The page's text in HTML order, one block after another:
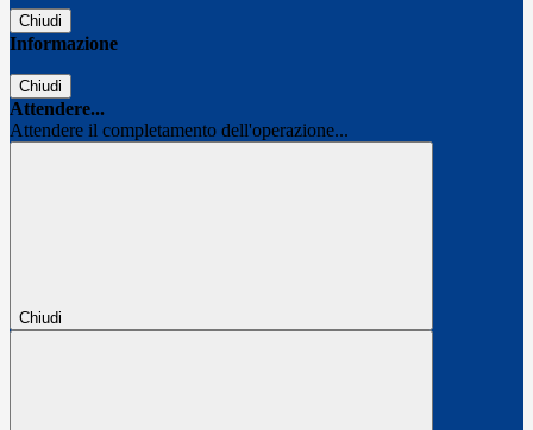
Chiudi
Informazione
Chiudi
Attendere...
Attendere il completamento dell'operazione...
Chiudi